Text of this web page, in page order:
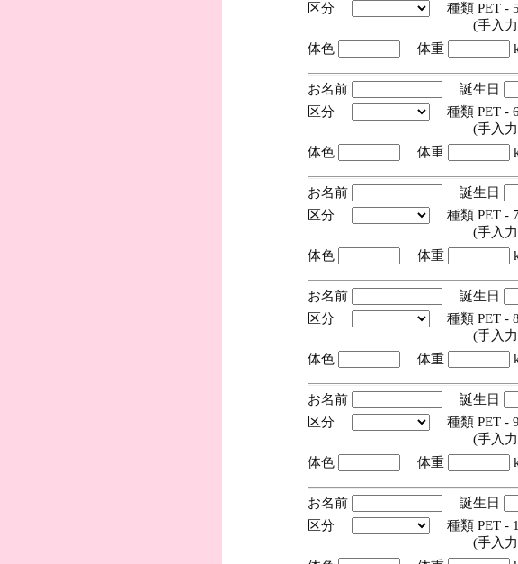
区分
種類 PET - 5
(手入力
体色
体重
お名前 誕生日
区分
種類 PET - 6
(手入力
体色
体重
お名前 誕生日
区分
種類 PET - 7
(手入力
体色
体重
お名前 誕生日
区分
種類 PET - 8
(手入力
体色
体重
お名前 誕生日
区分
種類 PET - 9
(手入力
体色
体重
お名前 誕生日
区分
種類 PET -
(手入力